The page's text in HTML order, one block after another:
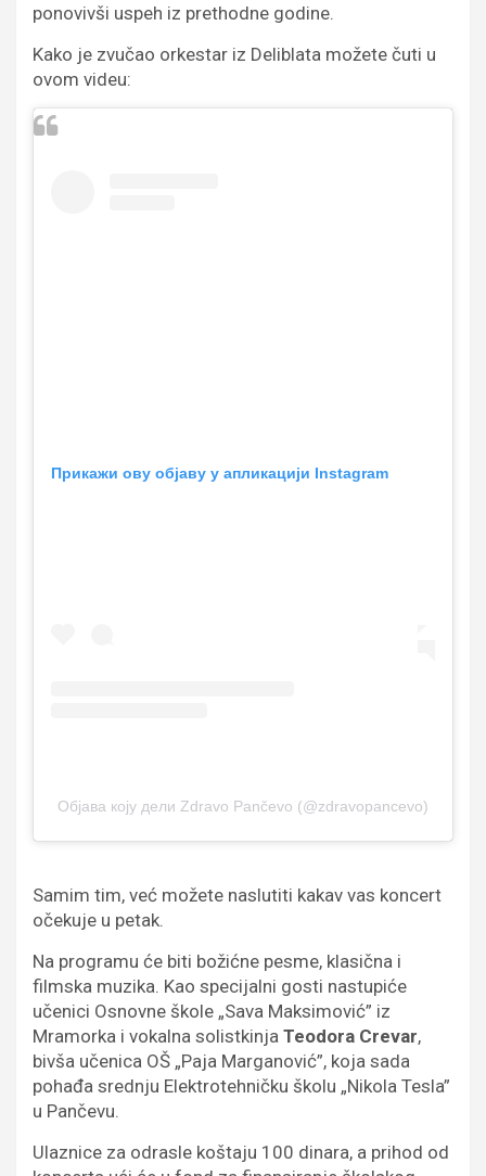
ponovivši uspeh iz prethodne godine.
Kako je zvučao orkestar iz Deliblata možete čuti u
ovom videu:
Прикажи ову објаву у апликацији Instagram
Објава коју дели Zdravo Pančevo (@zdravopancevo)
Samim tim, već možete naslutiti kakav vas koncert
očekuje u petak.
Na programu će biti božićne pesme, klasična i
filmska muzika. Kao specijalni gosti nastupiće
učenici Osnovne škole „Sava Maksimović” iz
Mramorka i vokalna solistkinja Teodora Crevar,
bivša učenica OŠ „Paja Marganović”, koja sada
pohađa srednju Elektrotehničku školu „Nikola Tesla”
u Pančevu.
Ulaznice za odrasle koštaju 100 dinara, a prihod od